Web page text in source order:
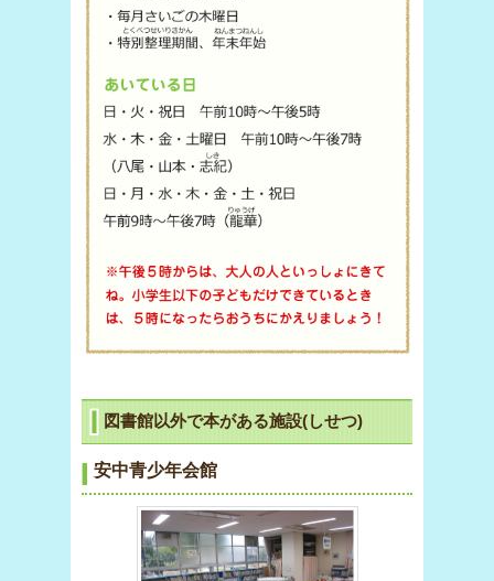
図書館以外で本がある施設(しせつ)
安中青少年会館